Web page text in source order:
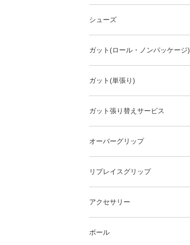
シューズ
ガット(ロール・ノンパッケージ)
ガット(単張り)
ガット張り替えサービス
オーバーグリップ
リプレイスグリップ
アクセサリー
ボール